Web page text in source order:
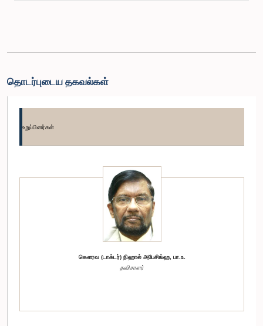
தொடர்புடைய தகவல்கள்
உறுப்பினர்கள்
கௌரவ (டாக்டர்) நிஹால் அபேசிங்ஹ, பா.உ.
தவிசாளர்